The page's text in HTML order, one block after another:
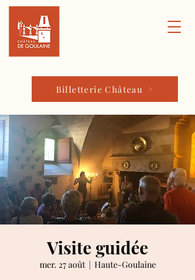
Billetterie Château
Visite guidée
mer. 27 août
  |
Haute-Goulaine